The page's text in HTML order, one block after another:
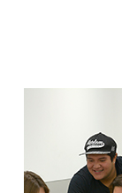
Banner